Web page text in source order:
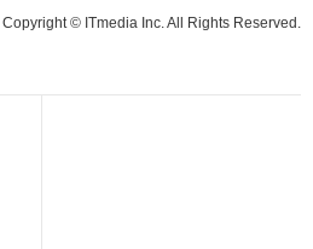
Copyright © ITmedia Inc. All Rights Reserved.